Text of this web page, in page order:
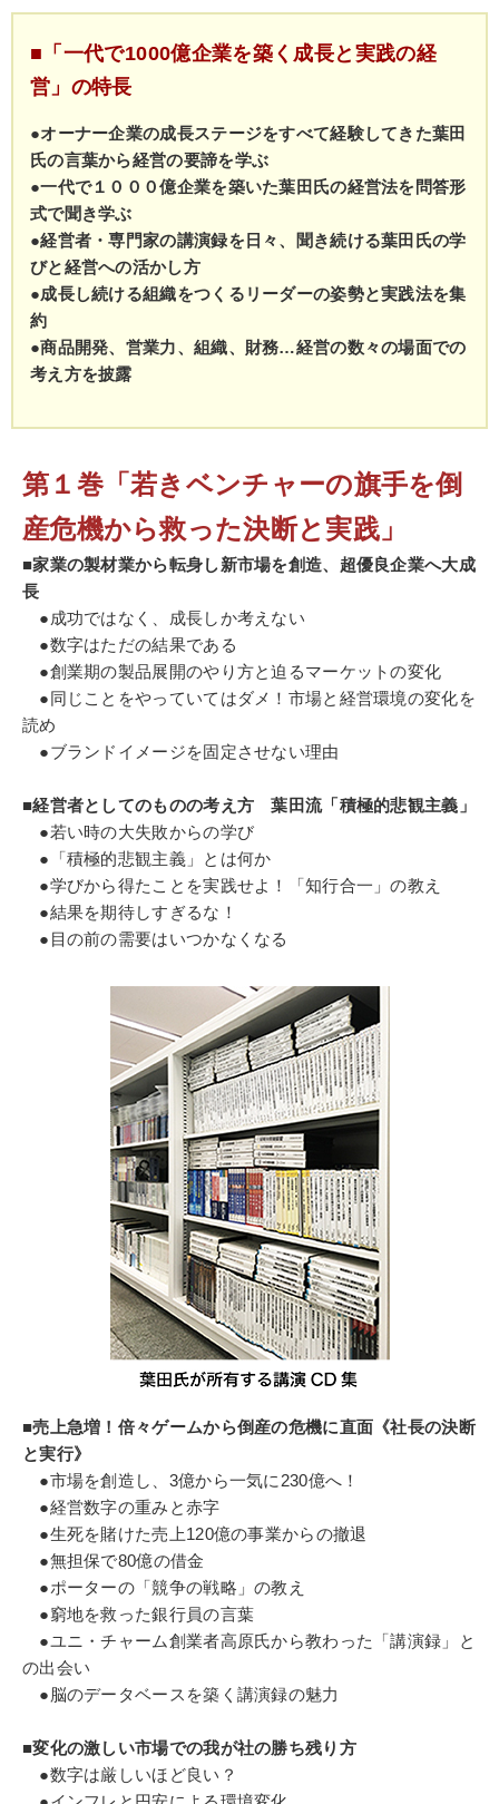
■「一代で1000億企業を築く成長と実践の経
営」の特長
●オーナー企業の成長ステージをすべて経験してきた葉田
氏の言葉から経営の要諦を学ぶ
●一代で１０００億企業を築いた葉田氏の経営法を問答形
式で聞き学ぶ
●経営者・専門家の講演録を日々、聞き続ける葉田氏の学
びと経営への活かし方
●成長し続ける組織をつくるリーダーの姿勢と実践法を集
約
●商品開発、営業力、組織、財務…経営の数々の場面での
考え方を披露
第１巻「若きベンチャーの旗手を倒
産危機から救った決断と実践」
■家業の製材業から転身し新市場を創造、超優良企業へ大成
長
●成功ではなく、成長しか考えない
●数字はただの結果である
●創業期の製品展開のやり方と迫るマーケットの変化
●同じことをやっていてはダメ！市場と経営環境の変化を
読め
●ブランドイメージを固定させない理由
■経営者としてのものの考え方 葉田流「積極的悲観主義」
●若い時の大失敗からの学び
●「積極的悲観主義」とは何か
●学びから得たことを実践せよ！「知行合一」の教え
●結果を期待しすぎるな！
●目の前の需要はいつかなくなる
■売上急増！倍々ゲームから倒産の危機に直面《社長の決断
と実行》
●市場を創造し、3億から一気に230億へ！
●経営数字の重みと赤字
●生死を賭けた売上120億の事業からの撤退
●無担保で80億の借金
●ポーターの「競争の戦略」の教え
●窮地を救った銀行員の言葉
●ユニ・チャーム創業者高原氏から教わった「講演録」と
の出会い
●脳のデータベースを築く講演録の魅力
■変化の激しい市場での我が社の勝ち残り方
●数字は厳しいほど良い？